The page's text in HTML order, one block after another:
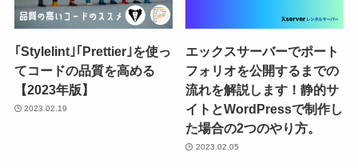
｢Stylelint｣｢Prettier｣を使っ
てコードの品質を高める
【2023年版】
2023.02.19
エックスサーバーでポート
フォリオを公開するまでの
流れを解説します！静的サ
イトとWordPressで制作し
た場合の2つのやり方。
2023.02.05